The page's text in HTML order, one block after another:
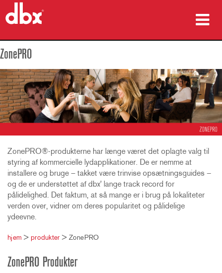
produkter
Case studies
hvor man kan købe
træning
Sprog/Region
ZonePRO
ZonePRO®-produkterne har længe været det oplagte valg til
styring af kommercielle lydapplikationer. De er nemme at
installere og bruge – takket være trinvise opsætningsguides –
og de er understøttet af dbx' lange track record for
pålidelighed. Det faktum, at så mange er i brug på lokaliteter
verden over, vidner om deres popularitet og pålidelige
ydeevne.
hjem >produkter> ZonePRO
ZonePRO Produkter